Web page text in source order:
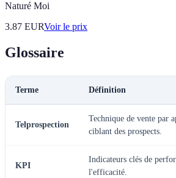
Naturé Moi
3.87 EURVoir le prix
Glossaire
Terme Définition
Telprospection
Technique de vente par
ciblant des prospects.
KPI
Indicateurs clés de
l'efficacité.